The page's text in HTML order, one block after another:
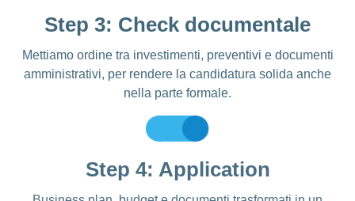
Step 3: Check documentale
Mettiamo ordine tra investimenti, preventivi e documenti
amministrativi, per rendere la candidatura solida anche
nella parte formale.
Step 4: Application